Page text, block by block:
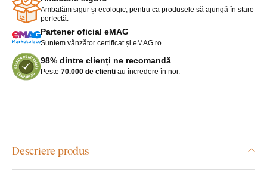
Ambalăm sigur și ecologic, pentru ca produsele să ajungă în stare
perfectă.
Partener oficial eMAG
Suntem vânzător certificat și eMAG.ro.
98% dintre clienți ne recomandă
Peste 70.000 de clienți au încredere în noi.
Descriere produs